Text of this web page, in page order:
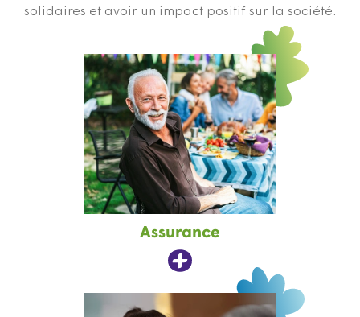
solidaires et avoir un impact positif sur la société.
Assurance